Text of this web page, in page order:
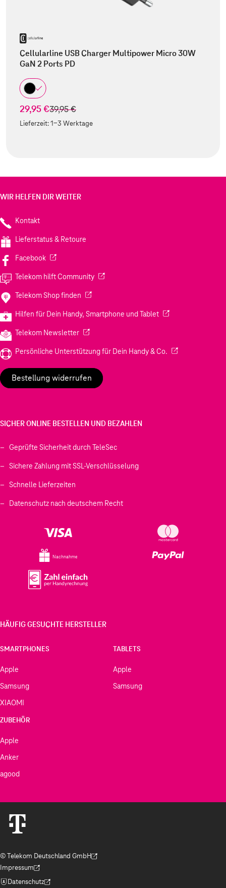
Cellularline USB Charger Multipower Micro 30W
GaN 2 Ports PD
29,95 €statt
39,95 €
Lieferzeit:1-3 Werktage
WIR HELFEN DIR WEITER
Kontakt
Lieferstatus & Retoure
Facebook(Wird in einem neuen Tab geöffnet)
Telekom hilft Community(Wird in einem neuen Tab geöffnet)
Telekom Shop finden (Wird in einem neuen Tab geöffnet)
Hilfen für Dein Handy, Smartphone und Tablet(Wird in einem
Telekom Newsletter(Wird in einem neuen Tab geöffnet)
Persönliche Unterstützung für Dein Handy & Co. (Wird in einem
Bestellung widerrufen
SICHER ONLINE BESTELLEN UND BEZAHLEN
Geprüfte Sicherheit durch TeleSec
Sichere Zahlung mit SSL-Verschlüsselung
Schnelle Lieferzeiten
Datenschutz nach deutschem Recht
Nachnahme
HÄUFIG GESUCHTE HERSTELLER
SMARTPHONES
Apple
Samsung
XIAOMI
TABLETS
Apple
Samsung
ZUBEHÖR
Apple
Anker
agood
© Telekom Deutschland GmbH
(Der Link wird in einem neuen Tab geöffnet)
Impressum
(Der Link wird in einem neuen Tab geöffnet)
Datenschutz
(Der Link wird in einem neuen Tab geöffnet)